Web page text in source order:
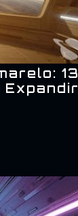
13
Expandir